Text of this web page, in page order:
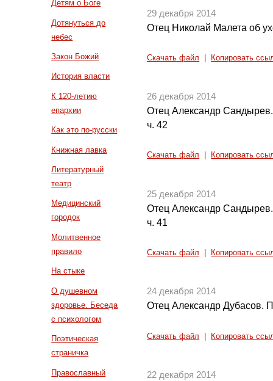
Детям о Боге
Дотянуться до
небес
Закон Божий
История власти
К 120-летию
епархии
Как это по-русски
Книжная лавка
Литературный
театр
Медицинский
городок
Молитвенное
правило
На стыке
О душевном
здоровье. Беседа
с психологом
Поэтическая
страничка
Православный
29 декабря 2014
Отец Николай Малета об
Скачать файл Копировать
26 декабря 2014
Отец Александр
ч. 42
Скачать файл Копировать
25 декабря 2014
Отец Александр
ч. 41
Скачать файл Копировать
24 декабря 2014
Отец Александр Дубасов.
Скачать файл Копировать
22 декабря 2014